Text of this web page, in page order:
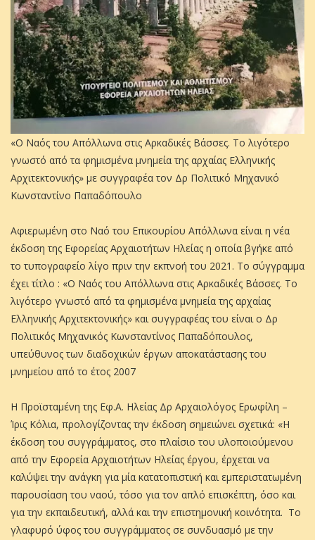
«Ο Ναός του Απόλλωνα στις Αρκαδικές Βάσσες. Το λιγότερο
γνωστό από τα φημισμένα μνημεία της αρχαίας Ελληνικής
Αρχιτεκτονικής» με συγγραφέα τον Δρ Πολιτικό Μηχανικό
Κωνσταντίνο Παπαδόπουλο
Αφιερωμένη στο Ναό του Επικουρίου Απόλλωνα είναι η νέα
έκδοση της Εφορείας Αρχαιοτήτων Ηλείας η οποία βγήκε από
το τυπογραφείο λίγο πριν την εκπνοή του 2021. Το σύγγραμμα
έχει τίτλο : «Ο Ναός του Απόλλωνα στις Αρκαδικές Βάσσες. Το
λιγότερο γνωστό από τα φημισμένα μνημεία της αρχαίας
Ελληνικής Αρχιτεκτονικής» και συγγραφέας του είναι ο Δρ
Πολιτικός Μηχανικός Κωνσταντίνος Παπαδόπουλος,
υπεύθυνος των διαδοχικών έργων αποκατάστασης του
μνημείου από το έτος 2007
Η Προϊσταμένη της Εφ.Α. Ηλείας Δρ Αρχαιολόγος Ερωφίλη –
Ίρις Κόλια, προλογίζοντας την έκδοση σημειώνει σχετικά: «Η
έκδοση του συγγράμματος, στο πλαίσιο του υλοποιούμενου
από την Εφορεία Αρχαιοτήτων Ηλείας έργου, έρχεται να
καλύψει την ανάγκη για μία κατατοπιστική και εμπεριστατωμένη
παρουσίαση του ναού, τόσο για τον απλό επισκέπτη, όσο και
για την εκπαιδευτική, αλλά και την επιστημονική κοινότητα. Το
γλαφυρό ύφος του συγγράμματος σε συνδυασμό με την